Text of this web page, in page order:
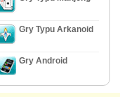
Gry Typu Arkanoid
Gry Android